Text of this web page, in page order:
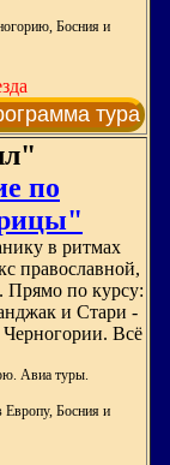
Босния и
тура
по
в ритмах
православной,
Прямо по курсу:
и Стари -
Всё
Авиа туры.
Босния и